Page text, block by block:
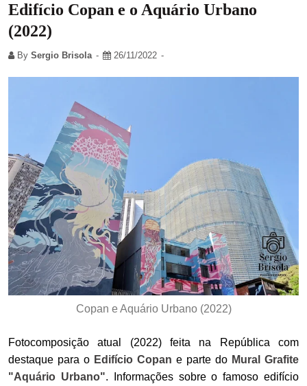
Edifício Copan e o Aquário Urbano
(2022)
By Sergio Brisola 26/11/2022
Copan e Aquário Urbano (2022)
Fotocomposição atual (2022) feita na República com
destaque para o Edifício Copan e parte do Mural Grafite
"Aquário Urbano". Informações sobre o famoso edifício